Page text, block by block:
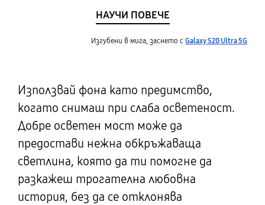
НАУЧИ ПОВЕЧЕ
Изгубени в мига, заснето сGalaxy S20 Ultra 5G
Използвай фона като предимство,
когато снимаш при слаба осветеност.
Добре осветен мост може да
предостави нежна обкръжаваща
светлина, която да ти помогне да
разкажеш трогателна любовна
история, без да се отклонява